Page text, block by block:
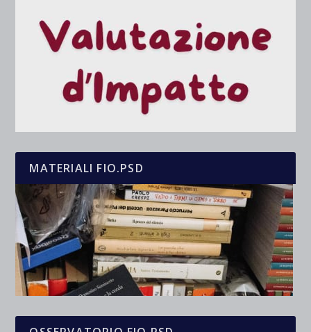
MATERIALI FIO.PSD